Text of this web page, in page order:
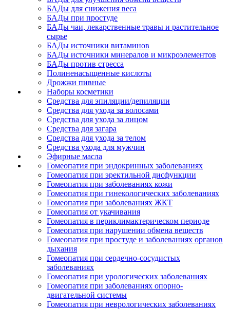
БАДы для снижения веса
БАДы при простуде
БАДы чаи, лекарственные травы и растительное
сырье
БАДы источники витаминов
БАДы источники минералов и микроэлементов
БАДы против стресса
Полиненасыщенные кислоты
Дрожжи пивные
Наборы косметики
Средства для эпиляции/депиляции
Средства для ухода за волосами
Средства для ухода за лицом
Средства для загара
Средства для ухода за телом
Средства ухода для мужчин
Эфирные масла
Гомеопатия при эндокринных заболеваниях
Гомеопатия при эректильной дисфункции
Гомеопатия при заболеваниях кожи
Гомеопатия при гинекологических заболеваниях
Гомеопатия при заболеваниях ЖКТ
Гомеопатия от укачивания
Гомеопатия в периклимактерическом периоде
Гомеопатия при нарушении обмена веществ
Гомеопатия при простуде и заболеваниях органов
дыхания
Гомеопатия при сердечно-сосудистых
заболеваниях
Гомеопатия при урологических заболеваниях
Гомеопатия при заболеваниях опорно-
двигательной системы
Гомеопатия при неврологических заболеваниях